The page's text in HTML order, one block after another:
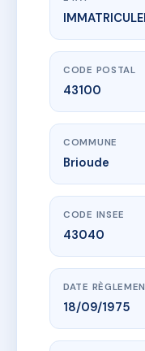
5 r fontaine de
CODE POSTAL
43100
COMMUNE
Brioude
CODE INSEE
43040
DATE
18/09/1975